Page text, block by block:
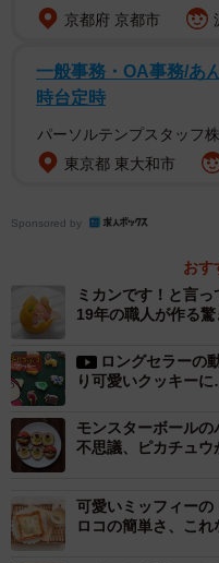
ちなみに、材料の量から
てみると……。
卵１個は約５０ｇなので
トルは約３４００ｇ、そ
４.５ｋｇという結果に
の赤ちゃんと同じくらい
京都府 京都市
一般事務・OA事務/あ
時台定時
パーソルテンプスタッフ
東京都 東大和市
Sponsored by
おす
ミカンです！と言
19年の職人が作る
ロングセラーの
り可愛いクッキー
モンスターボール
不思議、ピカチュ
可愛いミッフィー
ロコの簡単さ、こ